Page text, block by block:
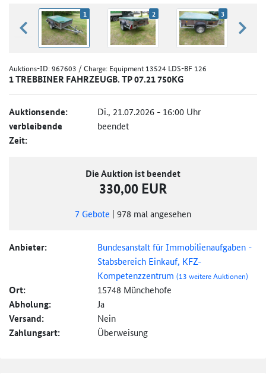
zurück blättern
1 2 3
Auktions-ID:967603 / Charge: Equipment 13524 LDS-BF 126
1 TREBBINER FAHRZEUGB. TP 07.21 750KG
Auktionsende: Di., 21.07.2026 - 16:00 Uhr
verbleibende
Zeit:
beendet
Die Auktion ist beendet
330,00 EUR
7 Gebote | 978 mal angesehen
Anbieter:
Bundesanstalt für Immobilienaufgaben -
Stabsbereich Einkauf, KFZ-
Kompetenzzentrum(13 weitere Auktionen)
Ort: 15748 Münchehofe
Abholung: Ja
Versand: Nein
Zahlungsart: Überweisung